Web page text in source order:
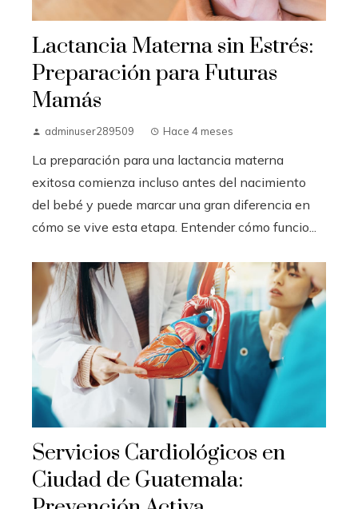
Lactancia Materna sin Estrés:
Preparación para Futuras
Mamás
adminuser289509 Hace 4 meses
La preparación para una lactancia materna
exitosa comienza incluso antes del nacimiento
del bebé y puede marcar una gran diferencia en
cómo se vive esta etapa. Entender cómo funcio...
Servicios Cardiológicos en
Ciudad de Guatemala: